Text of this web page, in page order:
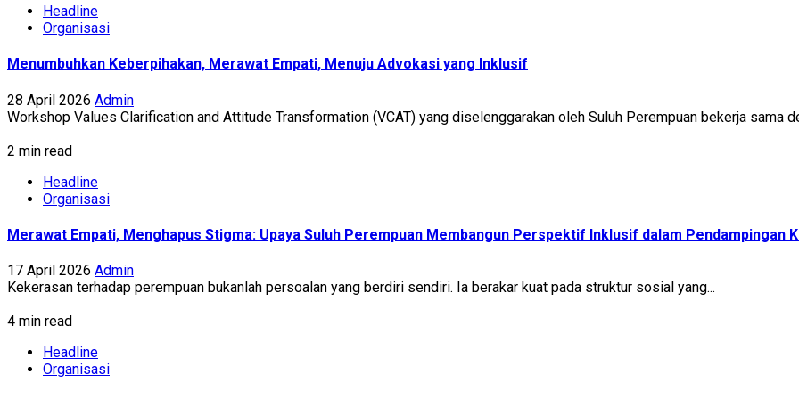
Headline
Organisasi
Menumbuhkan Keberpihakan, Merawat Empati, Menuju Advokasi yang Inklusif
28 April 2026 Admin
Workshop Values Clarification and Attitude Transformation (VCAT) yang diselenggarakan oleh Suluh Perempuan bekerja sama
2 min read
Headline
Organisasi
Merawat Empati, Menghapus Stigma: Upaya Suluh Perempuan Membangun Perspektif Inklusif dalam Pendampingan
17 April 2026 Admin
Kekerasan terhadap perempuan bukanlah persoalan yang berdiri sendiri. Ia berakar kuat pada struktur sosial yang...
4 min read
Headline
Organisasi